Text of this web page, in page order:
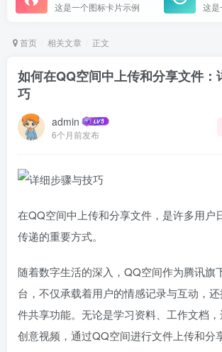
这是一个图标卡片示例
这是
首页 相关文章 正文
如何在QQ空间中上传和分享文件：
巧
admin
6个月前发布
在QQ空间中上传和分享文件，是许多用户
传递的重要方式。
随着数字生活的深入，QQ空间作为腾讯旗
台，不仅承载着用户的情感记录与互动，
件共享功能。无论是学习资料、工作文档，
创意视频，通过QQ空间进行文件上传和分